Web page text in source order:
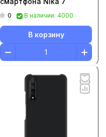
0 В наличии: 4000
В корзину